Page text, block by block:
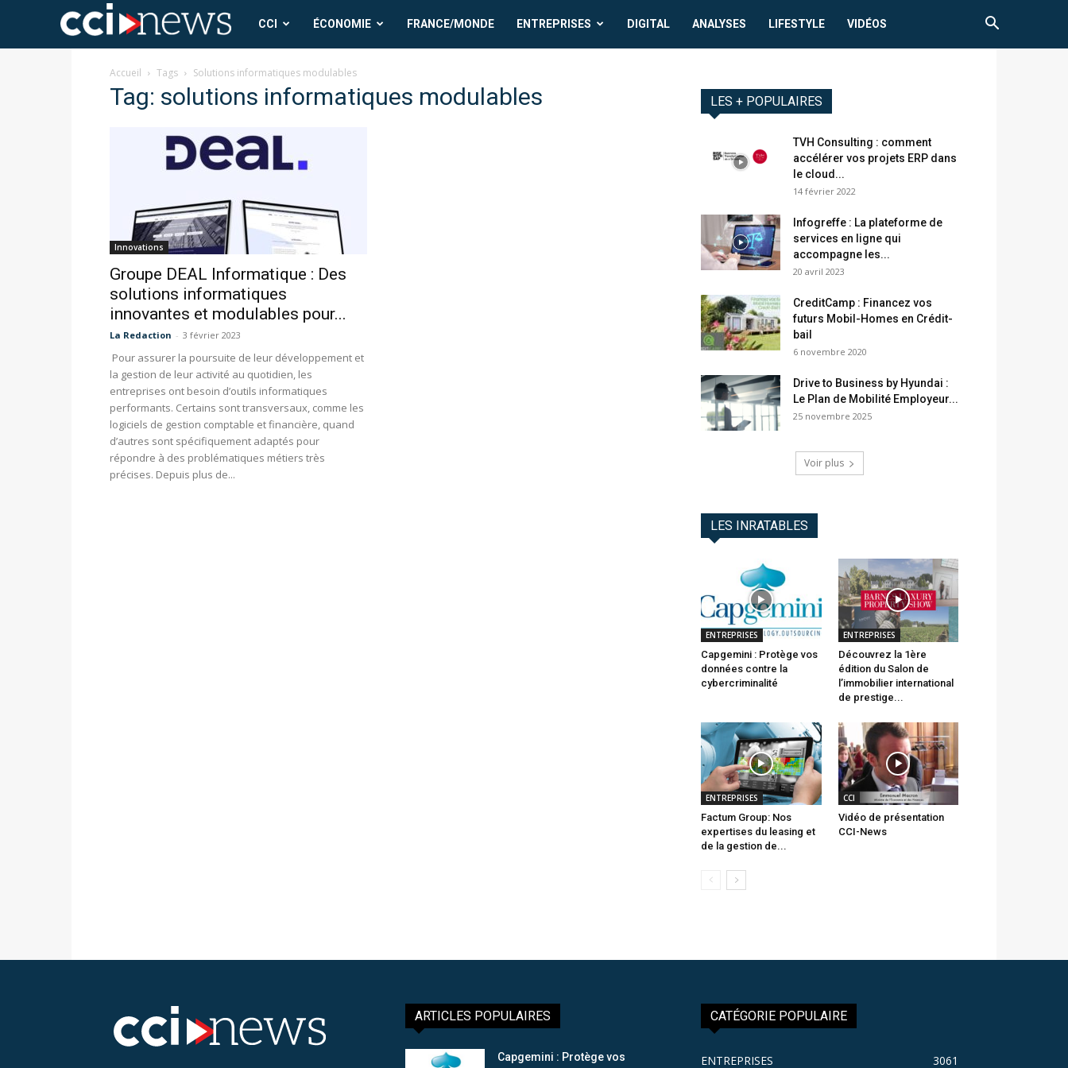
CCI
News
CCI ÉCONOMIE FRANCE/MONDE ENTREPRISES DIGITAL ANALYSES LIFESTYLE VIDÉOS
Accueil Tags Solutions informatiques modulables
Tag: solutions informatiques modulables
Innovations
Groupe DEAL Informatique : Des
solutions informatiques
innovantes et modulables pour...
La Redaction - 3 février 2023
Pour assurer la poursuite de leur développement et
la gestion de leur activité au quotidien, les
entreprises ont besoin d’outils informatiques
performants. Certains sont transversaux, comme les
logiciels de gestion comptable et financière, quand
d’autres sont spécifiquement adaptés pour
répondre à des problématiques métiers très
précises. Depuis plus de...
LES + POPULAIRES
TVH Consulting : comment
accélérer vos projets ERP dans
le cloud...
14 février 2022
Infogreffe : La plateforme de
services en ligne qui
accompagne les...
20 avril 2023
CreditCamp : Financez vos
futurs Mobil-Homes en Crédit-
bail
6 novembre 2020
Drive to Business by Hyundai :
Le Plan de Mobilité Employeur...
25 novembre 2025
Voir plus
LES INRATABLES
ENTREPRISES
Capgemini : Protège vos
données contre la
cybercriminalité
ENTREPRISES
Découvrez la 1ère
édition du Salon de
l’immobilier international
de prestige...
ENTREPRISES
Factum Group: Nos
expertises du leasing et
de la gestion de...
CCI
Vidéo de présentation
CCI-News
ARTICLES POPULAIRES
Capgemini : Protège vos
CATÉGORIE POPULAIRE
ENTREPRISES 3061